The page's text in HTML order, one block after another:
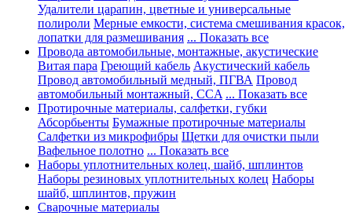
Удалители царапин, цветные и универсальные
полироли Мерные емкости, система смешивания красок,
лопатки для размешивания ... Показать все
Провода автомобильные, монтажные, акустические
Витая пара Греющий кабель Акустический кабель
Провод автомобильный медный, ПГВА Провод
автомобильный монтажный, CCA ... Показать все
Протирочные материалы, салфетки, губки
Абсорбьенты Бумажные протирочные материалы
Салфетки из микрофибры Щетки для очистки пыли
Вафельное полотно ... Показать все
Наборы уплотнительных колец, шайб, шплинтов
Наборы резиновых уплотнительных колец Наборы
шайб, шплинтов, пружин
Сварочные материалы